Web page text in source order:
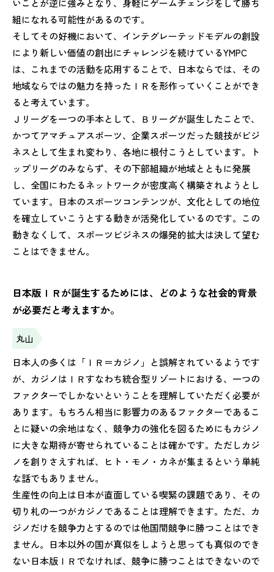
いことが逆に強みとなり、身軽にゲームチェンジをして勝ち
組になれる可能性があるのです。
そしてその好機において、インテグレーテッドモデルの創設
により新しい価値の創出にチャレンジを続けているYMPC
は、これまでの活動を応用することで、日本ならでは、その
地域ならではの魅力を持ったＩＲを形作っていくことができ
ると考えています。
Ｊリーグを一つの手本として、Ｂリーグが誕生したことで、
かつてアマチュアスポーツ、企業スポーツだった競技がビジ
ネスとして生まれ変わり、各地に根付こうとしています。ト
ップリーグのみならず、その下部組織が地域とともに発展
し、全国にわたるネットワークが密度高く構築されようとし
ています。日本のスポーツコンテンツが、文化としての地位
を確立していこうとする動きが活発化しているのです。この
動きなくして、スポーツビジネスの爆発的拡大は決して望む
ことはできません。
日本版ＩＲが誕生するためには、どのような社会的背景
が必要だと考えますか。
丸山
日本人の多くは「ＩＲ＝カジノ」と誤解されているようです
が、カジノはＩＲすなわち統合型リゾートにおける、一つの
ファクターでしかないということを理解していただく必要が
あります。もちろん相当に影響力のあるファクターであるこ
とに疑いの余地はなく、競争力の強化を図るためにもカジノ
に大きな期待が寄せられていることは確かです。ただしカジ
ノを創りさえすれば、ヒト・モノ・カネが集まるという単純
な話でもありません。
生産性の向上は日本が直面している喫緊の課題であり、その
切り札の一つがカジノであることは理解できます。ただ、カ
ジノだけを競争力とするのでは他国間競争に勝つことはでき
ません。日本以外の国が真似をしようと思っても真似のでき
ない日本版ＩＲでなければ、競争に勝つことはできないので